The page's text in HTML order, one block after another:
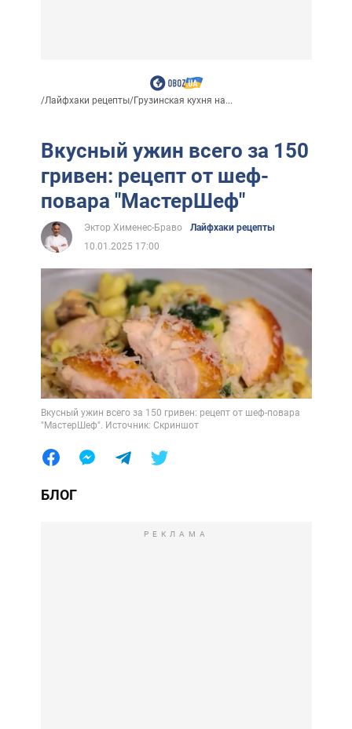
/Лайфхаки рецепты/Грузинская кухня на...
Вкусный ужин всего за 150
гривен: рецепт от шеф-
повара "МастерШеф"
Эктор Хименес-Браво
Лайфхаки рецепты
10.01.2025 17:00
Вкусный ужин всего за 150 гривен: рецепт от шеф-повара
"МастерШеф". Источник: Скриншот
БЛОГ
РЕКЛАМА